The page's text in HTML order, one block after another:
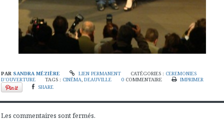
PAR SANDRA MÉZIÈRE LIEN PERMANENT CATÉGORIES : CEREMONIES
D'OUVERTURE
TAGS : CINÉMA ,DEAUVILLE 0 COMMENTAIRE
IMPRIMER
SHARE
Les commentaires sont fermés.